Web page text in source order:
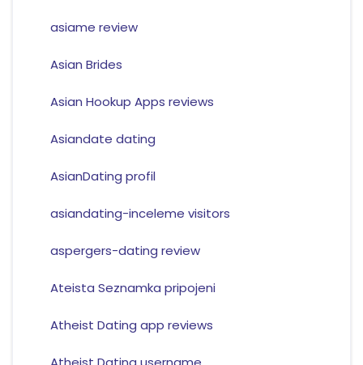
asiame review
Asian Brides
Asian Hookup Apps reviews
Asiandate dating
AsianDating profil
asiandating-inceleme visitors
aspergers-dating review
Ateista Seznamka pripojeni
Atheist Dating app reviews